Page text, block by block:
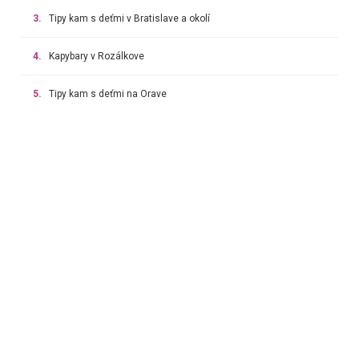
3. Tipy kam s deťmi v Bratislave a okolí
4. Kapybary v Rozálkove
5. Tipy kam s deťmi na Orave